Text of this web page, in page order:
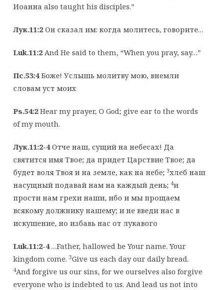
Иоанна also taught his disciples.”
Лук.11:2Он сказал им: когда молитесь, говорите…
Luk.11:2And He said to them, “When you pray, say…”
Пс.53:4Боже! Услышь молитву мою, внемли
словам уст моих
Ps.54:2Hear my prayer, O God; give ear to the words
of my mouth.
Лук.11:2-4Отче наш, сущий на небесах! Да
святится имя Твое; да придет Царствие Твое; да
будет воля Твоя и на земле, как на небе; 3хлеб наш
насущный подавай нам на каждый день; 4и
прости нам грехи наши, ибо и мы прощаем
всякому должнику нашему; и не введи нас в
искушение, но избавь нас от лукавого
Luk.11:2-4…Father, hallowed be Your name. Your
kingdom come. 3Give us each day our daily bread.
4And forgive us our sins, for we ourselves also forgive
everyone who is indebted to us. And lead us not into